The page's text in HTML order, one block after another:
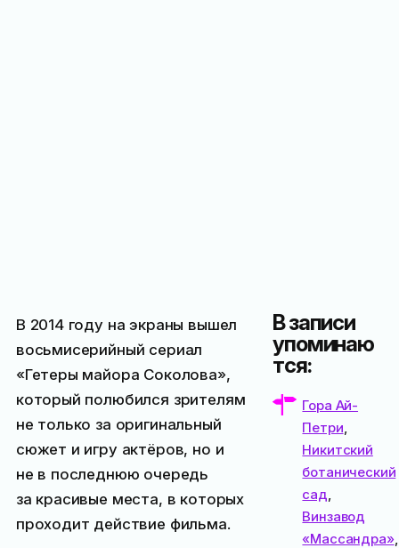
В 2014 году на экраны вышел
восьмисерийный сериал
«Гетеры майора Соколова»,
который полюбился зрителям
не только за оригинальный
сюжет и игру актёров, но и
не в последнюю очередь
за красивые места, в которых
проходит действие фильма.
В записи
упоминаю
тся:
Гора Ай-
Петри,
Никитский
ботанический
сад,
Винзавод
«Массандра»,